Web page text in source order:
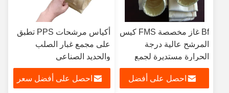
Bf غاز مخصصة FMS كيس
المرشح عالية درجة
الحرارة مستديرة لجمع
الغبار
احصل على أفضل
أكياس مرشحات PPS تطبق
على مجمع غبار الصلب
والحديد الصناعي
احصل على أفضل سعر